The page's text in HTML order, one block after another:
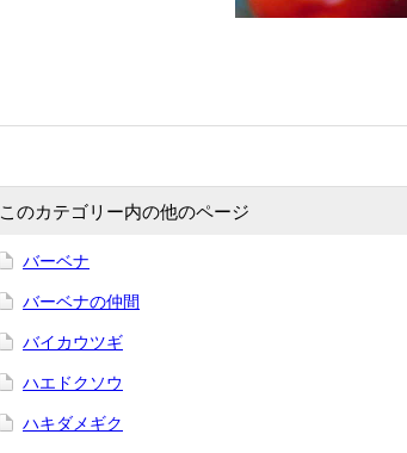
このカテゴリー内の他のページ
バーベナ
バーベナの仲間
バイカウツギ
ハエドクソウ
ハキダメギク